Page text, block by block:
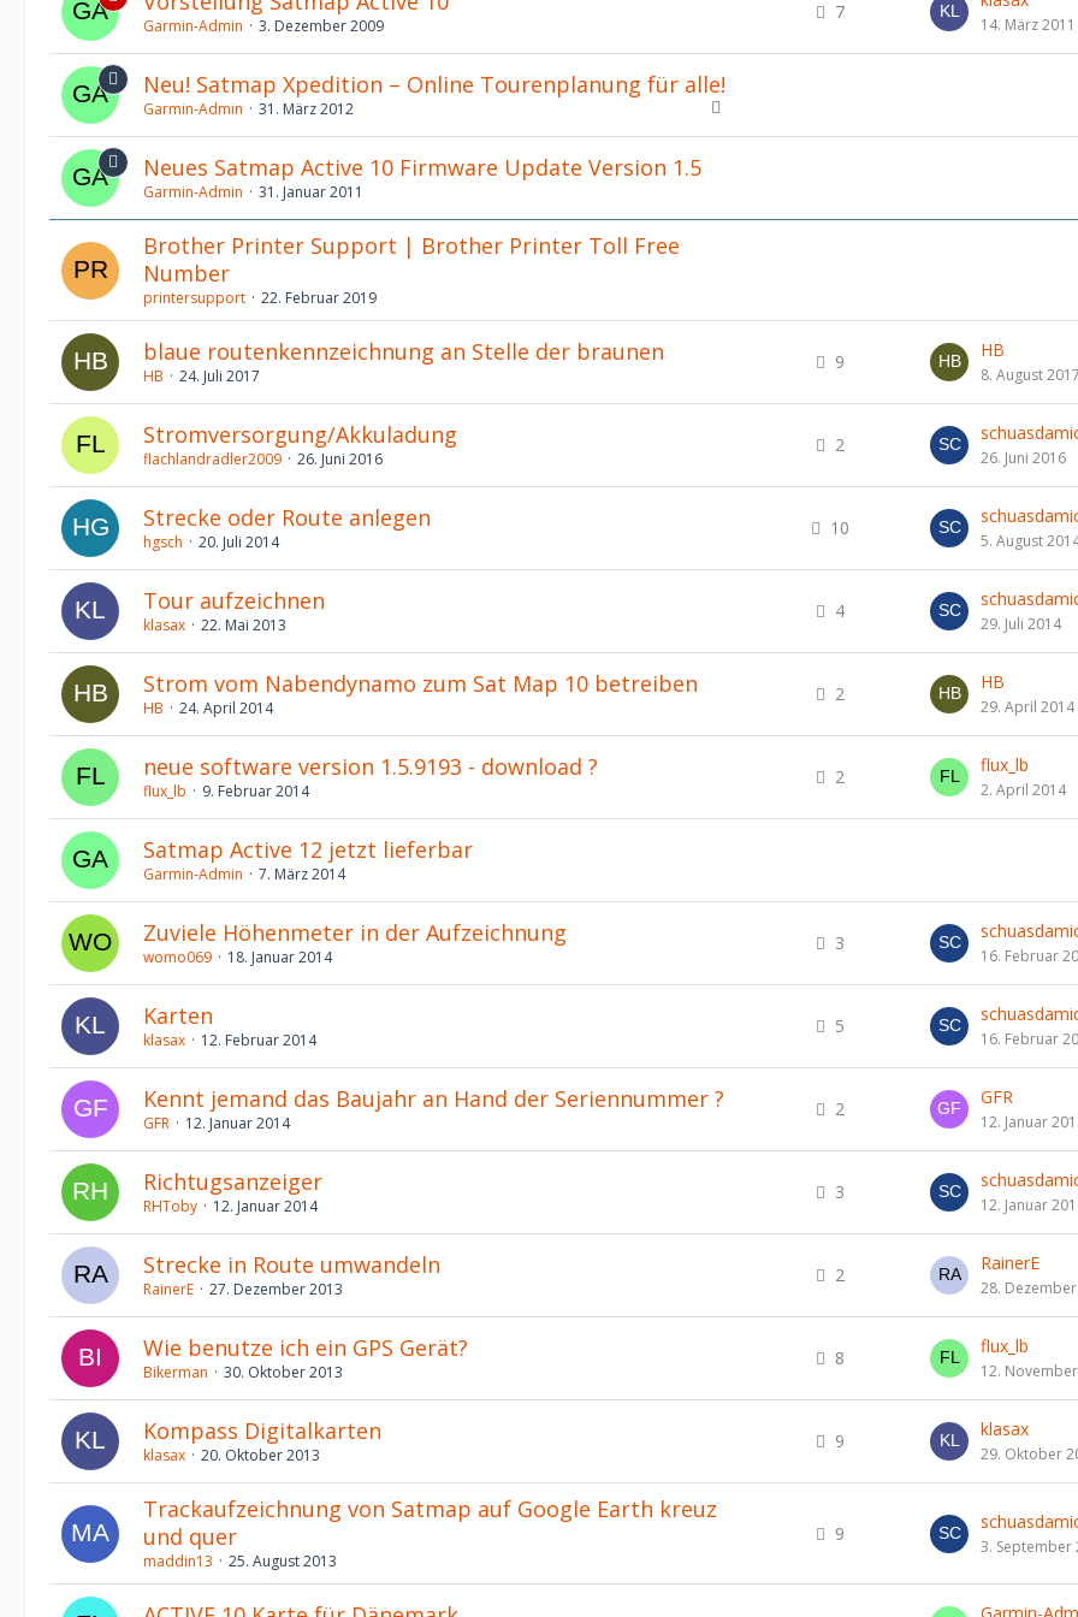
Garmin-Admin 3. Dezember 2009
7
14. März 2011
Neu! Satmap Xpedition – Online Tourenplanung für alle!
Garmin-Admin 31. März 2012
Neues Satmap Active 10 Firmware Update Version 1.5
Garmin-Admin 31. Januar 2011
Brother Printer Support | Brother Printer Toll Free
Number
printersupport 22. Februar 2019
blaue routenkennzeichnung an Stelle der braunen
HB 24. Juli 2017
9
HB
8. August 2017
Stromversorgung/Akkuladung
flachlandradler2009 26. Juni 2016
2
26. Juni 2016
Strecke oder Route anlegen
hgsch 20. Juli 2014
10
5. August
Tour aufzeichnen
klasax 22. Mai 2013
4
29. Juli 2014
Strom vom Nabendynamo zum Sat Map 10 betreiben
HB 24. April 2014
2
HB
29. April 2014
neue software version 1.5.9193 - download ?
flux_lb 9. Februar 2014
2
flux_lb
2. April 2014
Satmap Active 12 jetzt lieferbar
Garmin-Admin 7. März 2014
Zuviele Höhenmeter in der Aufzeichnung
womo069 18. Januar 2014
3
16. Februar
Karten
klasax 12. Februar 2014
5
16. Februar
Kennt jemand das Baujahr an Hand der Seriennummer ?
GFR 12. Januar 2014
2
GFR
12. Januar
Richtugsanzeiger
RHToby 12. Januar 2014
3
12. Januar
Strecke in Route umwandeln
RainerE 27. Dezember 2013
2
RainerE
28.
Wie benutze ich ein GPS Gerät?
Bikerman 30. Oktober 2013
8
flux_lb
12.
Kompass Digitalkarten
klasax 20. Oktober 2013
9
klasax
29. Oktober
Trackaufzeichnung von Satmap auf Google Earth kreuz
und quer
maddin13 25. August 2013
9
3. September